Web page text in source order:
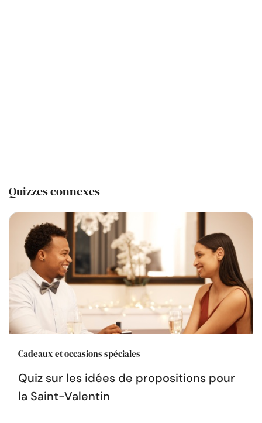
Quizzes connexes
Cadeaux et occasions spéciales
Quiz sur les idées de propositions pour
la Saint-Valentin